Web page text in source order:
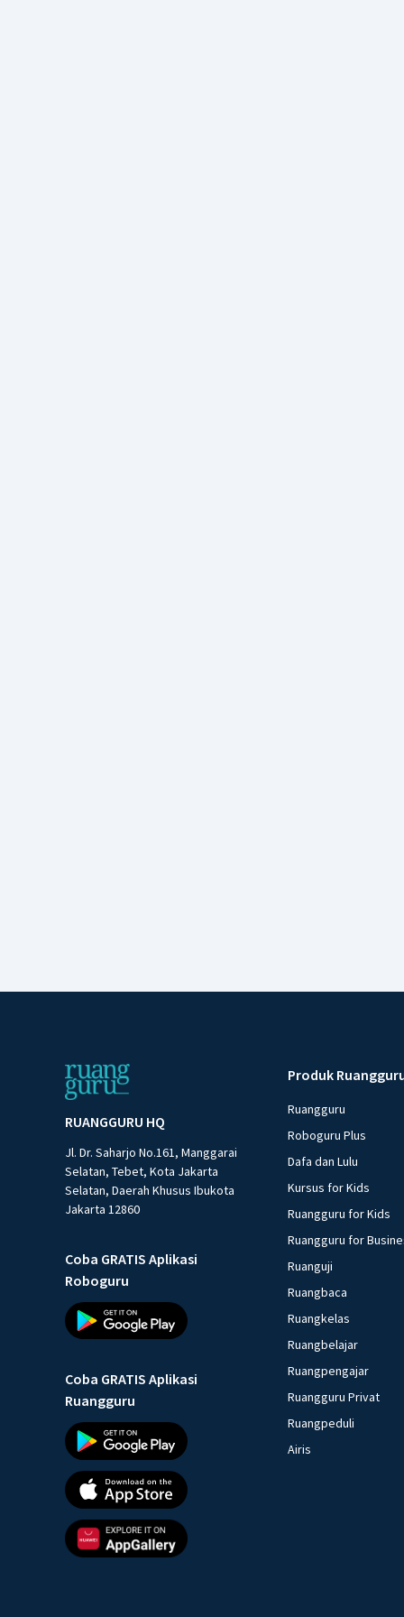
RUANGGURU HQ
Jl. Dr. Saharjo No.161, Manggarai
Selatan, Tebet, Kota Jakarta
Selatan, Daerah Khusus Ibukota
Jakarta 12860
Coba GRATIS Aplikasi
Roboguru
Coba GRATIS Aplikasi
Ruangguru
Produk
Ruangguru
Roboguru Plus
Dafa dan Lulu
Kursus for Kids
Ruangguru for Kids
Ruangguru for
Ruanguji
Ruangbaca
Ruangkelas
Ruangbelajar
Ruangpengajar
Ruangguru Privat
Ruangpeduli
Airis